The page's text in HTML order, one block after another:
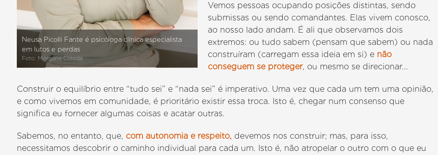
Neusa Picolli Fante é psicóloga clínica especialista
em lutos e perdas
Foto: Morgane Coloda
Vemos pessoas ocupando posições distintas, sendo
submissas ou sendo comandantes. Elas vivem conosco,
ao nosso lado andam. É ali que observamos dois
extremos: ou tudo sabem (pensam que sabem) ou nada
construíram (carregam essa ideia em si) e não
conseguem se proteger, ou mesmo se direcionar...
Construir o equilíbrio entre “tudo sei” e “nada sei” é imperativo. Uma vez que cada um tem uma opinião,
e como vivemos em comunidade, é prioritário existir essa troca. Isto é, chegar num consenso que
significa eu fornecer algumas coisas e acatar outras.
Sabemos, no entanto, que, com autonomia e respeito, devemos nos construir; mas, para isso,
necessitamos descobrir o caminho individual para cada um. Isto é, não atropelar o outro com o que eu